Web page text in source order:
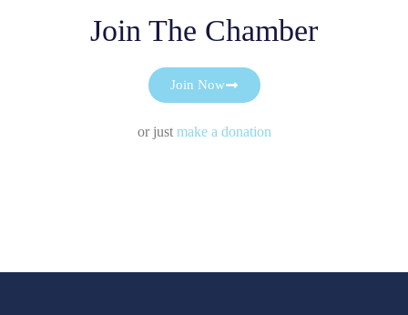
Join The Chamber
Join Now
or justmake a donation